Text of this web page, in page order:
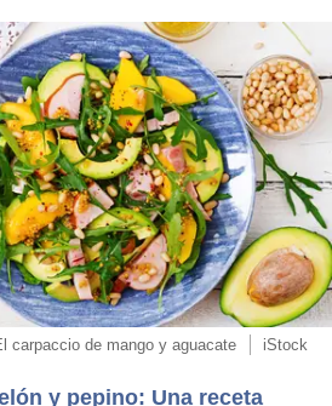
carpaccio de mango y aguacate iStock
y pepino: Una receta